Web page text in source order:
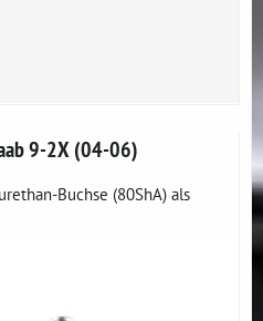
9-2X (04-06)
Buchse (80ShA) als